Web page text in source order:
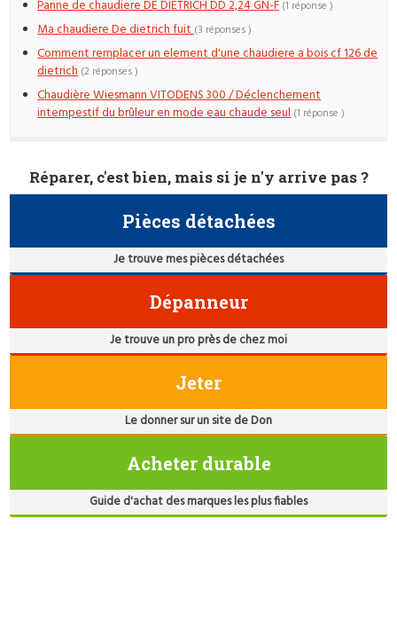
Panne de chaudiere DE DIETRICH DD 2,24 GN-F (1 réponse )
Ma chaudiere De dietrich fuit(3 réponses )
Comment remplacer un element d'une chaudiere a bois cf 126 de
dietrich (2 réponses )
Chaudière Wiesmann VITODENS 300 / Déclenchement
intempestif du brûleur en mode eau chaude seul (1 réponse )
Réparer, c'est bien, mais si je n'y arrive pas ?
Pièces détachées
Je trouve mes pièces détachées
Dépanneur
Je trouve un pro près de chez moi
Jeter
Le donner sur un site de Don
Acheter durable
Guide d'achat des marques les plus fiables